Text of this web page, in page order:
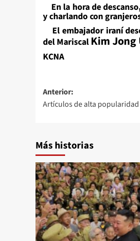
En la hora de
y charlando con
El embajador iraní
del Mariscal Kim Jong
KCNA
Navegación
de
Anterior:
Artículos de alta
Más historias